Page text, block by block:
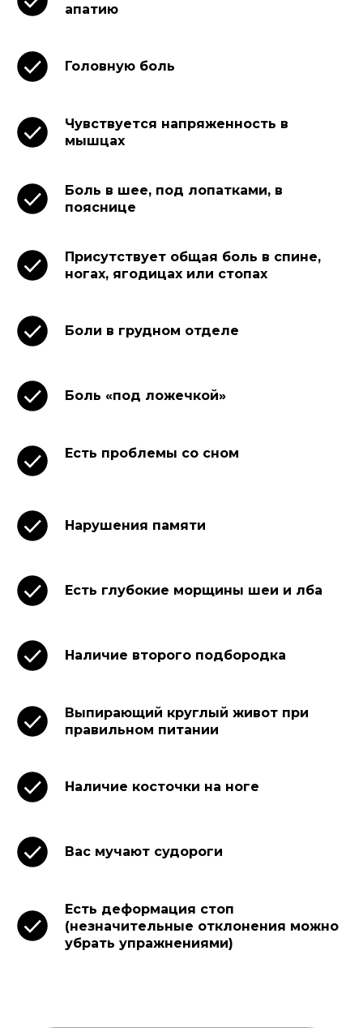
апатию
Головную боль
Чувствуется напряженность в
мышцах
Боль в шее, под лопатками, в
пояснице
Присутствует общая боль в спине,
ногах, ягодицах или стопах
Боли в грудном отделе
Боль «под ложечкой»
Есть проблемы со сном
Нарушения памяти
Есть глубокие морщины шеи и лба
Наличие второго подбородка
Выпирающий круглый живот при
правильном питании
Наличие косточки на ноге
Вас мучают судороги
Есть деформация стоп
(незначительные отклонения можно
убрать упражнениями)